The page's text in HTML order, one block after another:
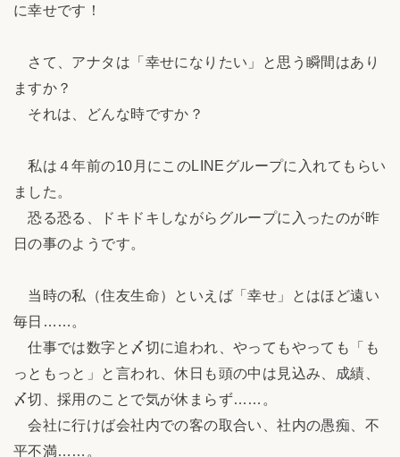
に幸せです！
さて、アナタは「幸せになりたい」と思う瞬間はあり
ますか？
それは、どんな時ですか？
私は４年前の10月にこのLINEグループに入れてもらい
ました。
恐る恐る、ドキドキしながらグループに入ったのが昨
日の事のようです。
当時の私（住友生命）といえば「幸せ」とはほど遠い
毎日……。
仕事では数字と〆切に追われ、やってもやっても「も
っともっと」と言われ、休日も頭の中は見込み、成績、
〆切、採用のことで気が休まらず……。
会社に行けば会社内での客の取合い、社内の愚痴、不
平不満……。